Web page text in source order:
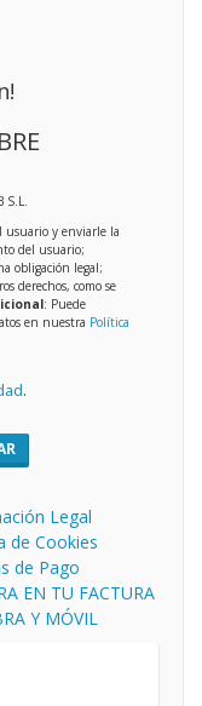
usuario y enviarle la
del usuario;
obligación legal;
derechos, como se
: Puede
en nuestra Política
.
Legal
de Cookies
de Pago
EN TU FACTURA
Y MÓVIL